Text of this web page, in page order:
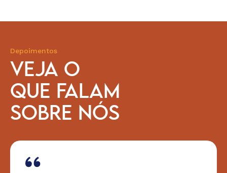
Depoimentos
VEJA O
QUE FALAM
SOBRE NÓS